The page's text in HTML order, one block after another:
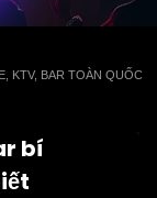
KTV, BAR TOÀN QUỐC
bí